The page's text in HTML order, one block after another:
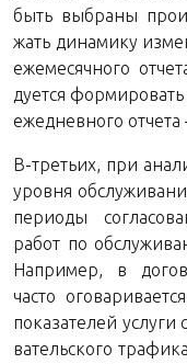
быть вы­бра­ны
жать ди­на­ми­ку
еже­ме­сяч­но­го
ду­ет­ся
еже­днев­но­го
В-тре­тьих, при
уров­ня
пе­ри­о­ды
работ по
На­при­мер, в
часто
по­ка­за­те­лей
ва­тель­ско­го